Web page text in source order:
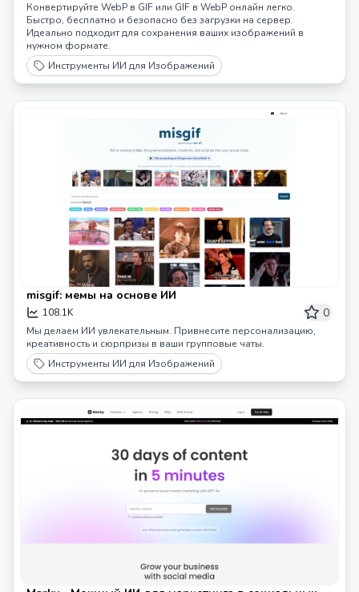
Конвертируйте WebP в GIF или GIF в WebP онлайн легко.
Быстро, бесплатно и безопасно без загрузки на сервер.
Идеально подходит для сохранения ваших изображений в
нужном формате.
Инструменты ИИ для Изображений
misgif: мемы на основе ИИ
108.1K 0
Мы делаем ИИ увлекательным. Привнесите персонализацию,
креативность и сюрпризы в ваши групповые чаты.
Инструменты ИИ для Изображений